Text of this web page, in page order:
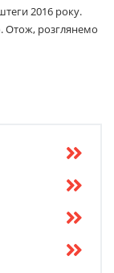
2016 року.
Отож, розглянемо